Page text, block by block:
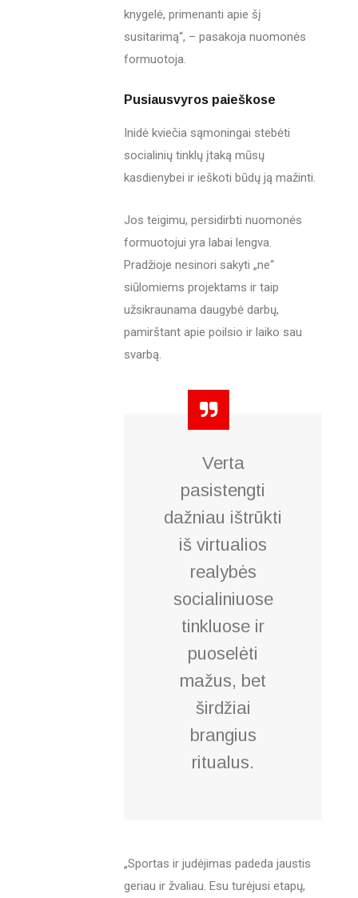
knygelė, primenanti apie šį
susitarimą“, – pasakoja nuomonės
formuotoja.
Pusiausvyros paieškose
Inidė kviečia sąmoningai stebėti
socialinių tinklų įtaką mūsų
kasdienybei ir ieškoti būdų ją mažinti.
Jos teigimu, persidirbti nuomonės
formuotojui yra labai lengva.
Pradžioje nesinori sakyti „ne“
siūlomiems projektams ir taip
užsikraunama daugybė darbų,
pamirštant apie poilsio ir laiko sau
svarbą.
Verta
pasistengti
dažniau ištrūkti
iš virtualios
realybės
socialiniuose
tinkluose ir
puoselėti
mažus, bet
širdžiai
brangius
ritualus.
„Sportas ir judėjimas padeda jaustis
geriau ir žvaliau. Esu turėjusi etapų,